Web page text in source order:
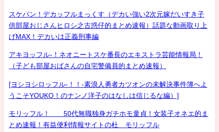
スケバン！デカッフルまっくす（デカい強い2次元嫁だいすき子
供部屋おじさんヒロシ之古惑仔的まとめ速報）話題な動画取り上
げMAX！デカいは正義刑事編
アキヨッフル-！ネオニートスケ番長のエキストラ芸能情報局！
（子ども部屋おばさんの自宅警備員的まとめ速報）
[ヨシヨシロッフル-！！-素浪人勇者カツオンの未解決事件簿へよ
うこそYOUKO！のナンノ洋子のはなしは信じるな編）]
モリッフル！ 50代無職独身ガチホモ童貞！女装子オネエ的ま
とめ速報！有益便利情報サイトの杜 モリッフル